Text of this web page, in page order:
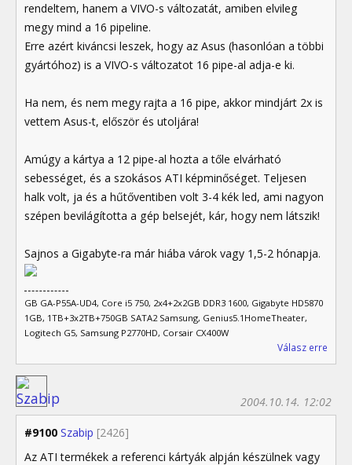
rendeltem, hanem a VIVO-s változatát, amiben elvileg
megy mind a 16 pipeline.
Erre azért kiváncsi leszek, hogy az Asus (hasonlóan a többi
gyártóhoz) is a VIVO-s változatot 16 pipe-al adja-e ki.
Ha nem, és nem megy rajta a 16 pipe, akkor mindjárt 2x is
vettem Asus-t, először és utoljára!
Amúgy a kártya a 12 pipe-al hozta a tőle elvárható
sebességet, és a szokásos ATI képminőséget. Teljesen
halk volt, ja és a hűtőventiben volt 3-4 kék led, ami nagyon
szépen bevilágította a gép belsejét, kár, hogy nem látszik!
Sajnos a Gigabyte-ra már hiába várok vagy 1,5-2 hónapja.
GB GA-P55A-UD4, Core i5 750, 2x4+2x2GB DDR3 1600, Gigabyte HD5870
1GB, 1TB+3x2TB+750GB SATA2 Samsung, Genius5.1HomeTheater,
Logitech G5, Samsung P2770HD, Corsair CX400W
Válasz erre
#9100 Szabip [2426]
2004.10.14. 12:02
Az ATI termékek a referenci kártyák alpján készülnek vagy